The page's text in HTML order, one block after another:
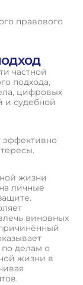
правового
частной
подхода,
цифровых
и судебной
эффективно
жизни
личные
виновных
делам о
жизни в